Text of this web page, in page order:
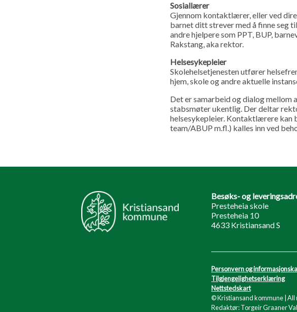
Sosiallærer
Gjennom kontaktlærer, eller ved
barnet ditt strever med å finne seg
andre hjelpere som PPT, BUP,
Rakstang, aka rektor.
Helsesykepleier
Skolehelsetjenesten utfører
hjem, skole og andre aktuelle
Det er samarbeid og dialog mellom
stabsmøter ukentlig. Der deltar
helsesykepleier. Kontaktlærere kan
team/ABUP m.fl.) kalles inn ved
Besøks- og
Presteheia skole
Presteheia 10
4633 Kristiansand S
Personvern og
Tilgjengelighetserklæring
Nettstedskart
© Kristiansand kommune | All
Redaktør: Torgeir Graaner